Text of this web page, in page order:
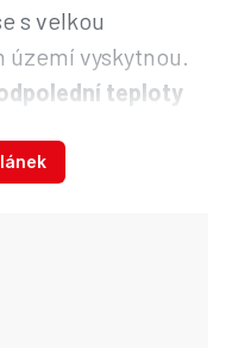
s velkou
území vyskytnou.
teploty
nebezpečí